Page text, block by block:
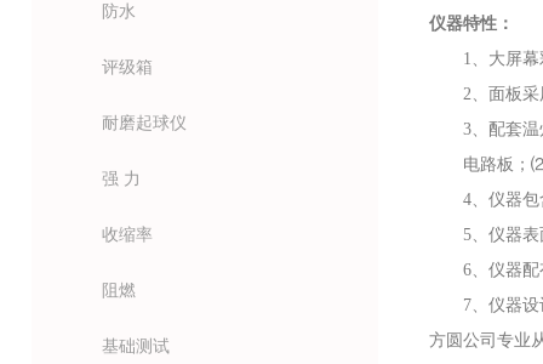
防水
评级箱
耐磨起球仪
强 力
收缩率
阻燃
基础测试
仪器特性：
1、大屏
2、面板
3、配套
电路板；
4、仪器
5、仪器
6、仪器
7、仪器
方圆公司专业